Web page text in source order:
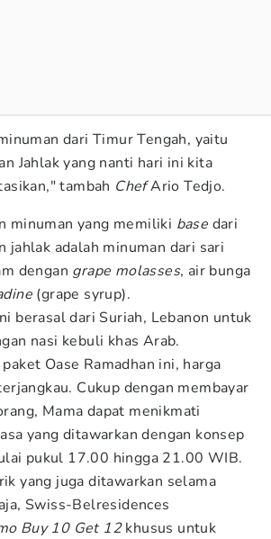
dari Timur Tengah, yaitu
Jahlak yang nanti hari ini kita
tambah ChefArio Tedjo.
minuman yang memiliki base dari
jahlak adalah minuman dari sari
dengan grape molasses, air bunga
(grape syrup).
berasal dari Suriah, Lebanon untuk
nasi kebuli khas Arab.
Oase Ramadhan ini, harga
Cukup dengan membayar
Mama dapat menikmati
yang ditawarkan dengan konsep
pukul 17.00 hingga 21.00 WIB.
yang juga ditawarkan selama
Swiss-Belresidences
Buy 10 Get 12khusus untuk